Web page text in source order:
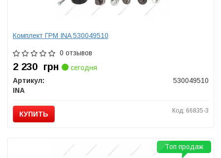
Комплект ГРМ INA 530049510
0 отзывов
2 230 грн
сегодня
Артикул:
530049510
INA
КУПИТЬ Код: 66835-3
Топ продаж